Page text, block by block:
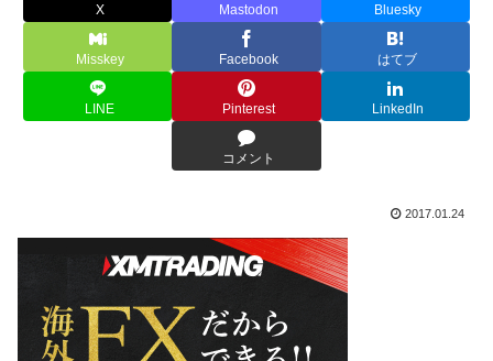
X Mastodon Bluesky
Misskey Facebook はてブ
LINE Pinterest LinkedIn
コメント
2017.01.24